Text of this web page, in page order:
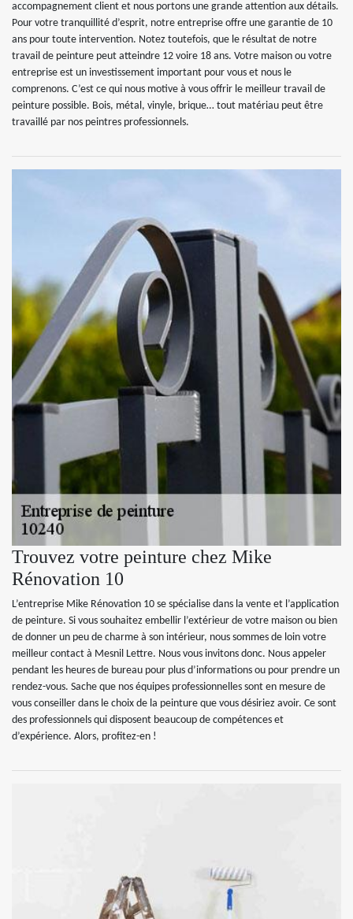
accompagnement client et nous portons une grande attention aux détails.
Pour votre tranquillité d’esprit, notre entreprise offre une garantie de 10
ans pour toute intervention. Notez toutefois, que le résultat de notre
travail de peinture peut atteindre 12 voire 18 ans. Votre maison ou votre
entreprise est un investissement important pour vous et nous le
comprenons. C’est ce qui nous motive à vous offrir le meilleur travail de
peinture possible. Bois, métal, vinyle, brique… tout matériau peut être
travaillé par nos peintres professionnels.
Trouvez votre peinture chez Mike
Rénovation 10
L’entreprise Mike Rénovation 10 se spécialise dans la vente et l’application
de peinture. Si vous souhaitez embellir l’extérieur de votre maison ou bien
de donner un peu de charme à son intérieur, nous sommes de loin votre
meilleur contact à Mesnil Lettre. Nous vous invitons donc. Nous appeler
pendant les heures de bureau pour plus d’informations ou pour prendre un
rendez-vous. Sache que nos équipes professionnelles sont en mesure de
vous conseiller dans le choix de la peinture que vous désiriez avoir. Ce sont
des professionnels qui disposent beaucoup de compétences et
d’expérience. Alors, profitez-en !